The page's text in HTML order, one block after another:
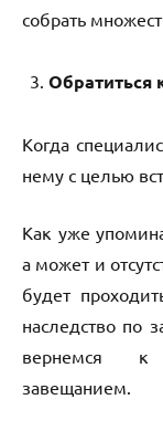
собрать
Обратиться
Когда
нему с целью
Как уже
а может и
будет
наследство по
вернемся к
завещанием.